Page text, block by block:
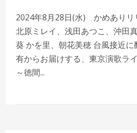
2024年8月28日(水) かめありリ
北原ミレイ、浅田あつこ、沖田
葵 かを里、朝花美穂 台風接近
有からお届けする、東京演歌ラ
～徳間...